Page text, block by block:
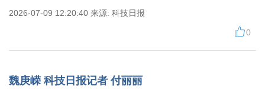
2026-07-09 12:20:40 来源: 科技日报
0
魏庚嵘 科技日报记者 付丽丽